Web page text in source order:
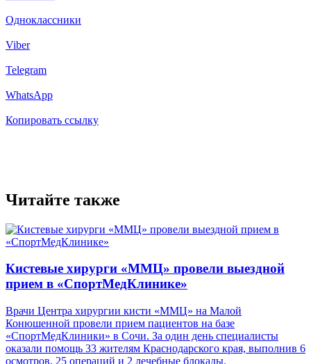
Одноклассники
Viber
Telegram
WhatsApp
Копировать ссылку
Читайте также
Кистевые хирурги «ММЦ» провели выездной
прием в «СпортМедКлинике»
Врачи Центра хирургии кисти «ММЦ» на Малой
Конюшенной провели прием пациентов на базе
«СпортМедКлиники» в Сочи. За один день специалисты
оказали помощь 33 жителям Краснодарского края, выполнив 6
осмотров, 25 операций и 2 лечебные блокады.